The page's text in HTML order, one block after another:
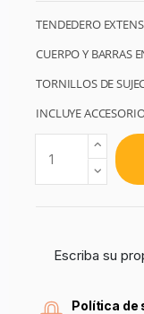
TENDEDERO
CUERPO Y BARRAS
TORNILLOS DE
INCLUYE
Escriba su
Política de